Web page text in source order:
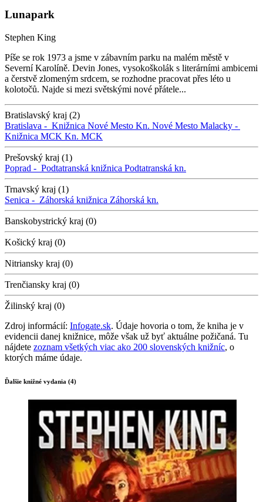
Lunapark
Stephen King
Píše se rok 1973 a jsme v zábavním parku na malém městě v
Severní Karolíně. Devin Jones, vysokoškolák s literárními ambicemi
a čerstvě zlomeným srdcem, se rozhodne pracovat přes léto u
kolotočů. Najde si mezi světskými nové přátele...
Bratislavský kraj (2)
Bratislava - Knižnica Nové Mesto Kn. Nové Mesto Malacky -
Knižnica MCK Kn. MCK
Prešovský kraj (1)
Poprad - Podtatranská knižnica Podtatranská kn.
Trnavský kraj (1)
Senica - Záhorská knižnica Záhorská kn.
Banskobystrický kraj (0)
Košický kraj (0)
Nitriansky kraj (0)
Trenčiansky kraj (0)
Žilinský kraj (0)
Zdroj informácií: Infogate.sk. Údaje hovoria o tom, že kniha je v
evidencii danej knižnice, môže však už byť aktuálne požičaná. Tu
nájdete zoznam všetkých viac ako 200 slovenských knižníc, o
ktorých máme údaje.
Ďalšie knižné vydania (4)